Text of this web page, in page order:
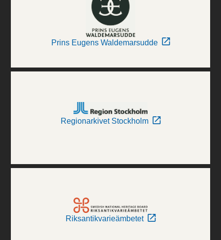
Prins Eugens Waldemarsudde
Regionarkivet Stockholm
Riksantikvarieämbetet